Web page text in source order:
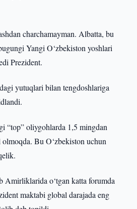
charchamayman. Albatta, bu
Yangi O‘zbekiston yoshlari
Prezident.
yutuqlari bilan tengdoshlariga
“top” oliygohlarda 1,5 mingdan
Bu O‘zbekiston uchun
Amirliklarida o‘tgan katta forumda
maktabi global darajada eng